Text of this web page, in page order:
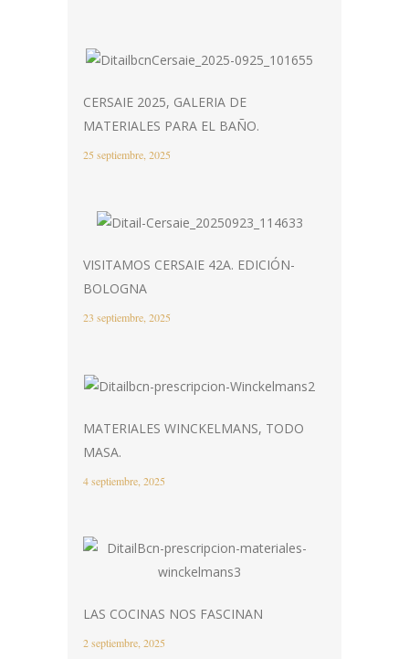
CERSAIE 2025, GALERIA DE
MATERIALES PARA EL BAÑO.
25 septiembre, 2025
VISITAMOS CERSAIE 42A. EDICIÓN-
BOLOGNA
23 septiembre, 2025
MATERIALES WINCKELMANS, TODO
MASA.
4 septiembre, 2025
LAS COCINAS NOS FASCINAN
2 septiembre, 2025